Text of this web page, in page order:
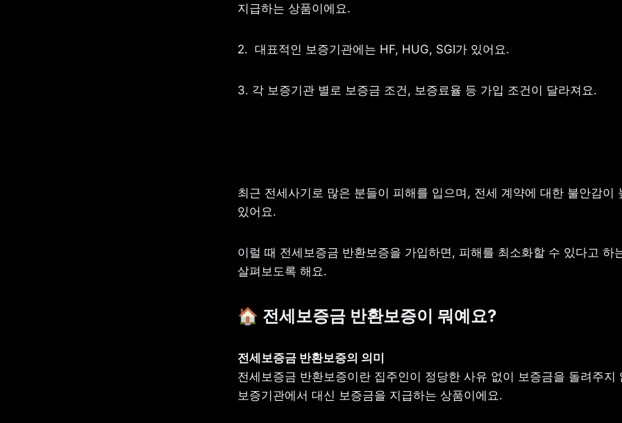
지급하는 상품이에요.
2.  대표적인 보증기관에는 HF, HUG, SGI가 있어요.
3. 각 보증기관 별로 보증금 조건, 보증료율 등 가입 조건이 달라져요.
최근 전세사기로 많은 분들이 피해를 입으며, 전세 계약에 대한 불안감이
있어요.
이럴 때 전세보증금 반환보증을 가입하면, 피해를 최소화할 수 있다고 하
살펴보도록 해요.
🏠 전세보증금 반환보증이 뭐예요?
전세보증금 반환보증이란 집주인이 정당한 사유 없이 보증금을 돌려주지
보증기관에서 대신 보증금을 지급하는 상품이에요.